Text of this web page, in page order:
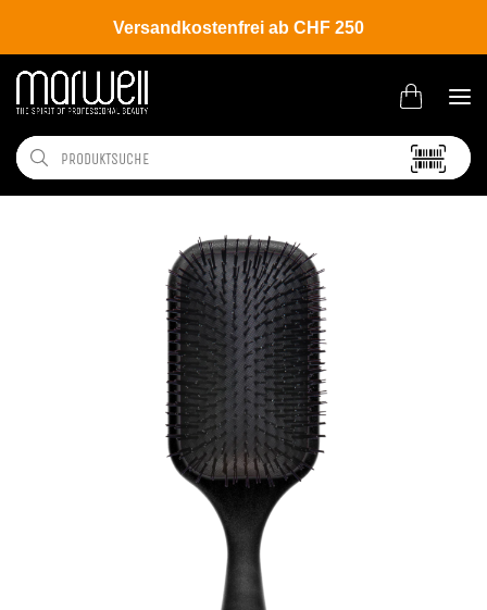
Versandkostenfrei ab CHF 250
Shop Brands Denman